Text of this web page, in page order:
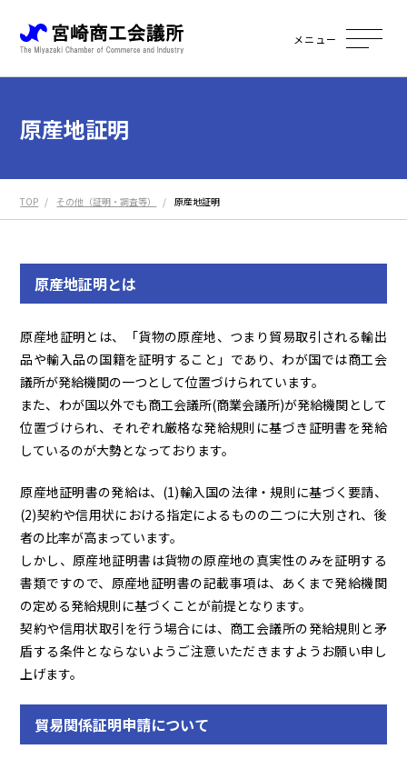
メニュー
原産地証明
TOP その他（証明・調査等） 原産地証明
原産地証明とは
原産地証明とは、「貨物の原産地、つまり貿易取引される輸出
品や輸入品の国籍を証明すること」であり、わが国では商工会
議所が発給機関の一つとして位置づけられています。
また、わが国以外でも商工会議所(商業会議所)が発給機関として
位置づけられ、それぞれ厳格な発給規則に基づき証明書を発給
しているのが大勢となっております。
原産地証明書の発給は、(1)輸入国の法律・規則に基づく要請、
(2)契約や信用状における指定によるものの二つに大別され、後
者の比率が高まっています。
しかし、原産地証明書は貨物の原産地の真実性のみを証明する
書類ですので、原産地証明書の記載事項は、あくまで発給機関
の定める発給規則に基づくことが前提となります。
契約や信用状取引を行う場合には、商工会議所の発給規則と矛
盾する条件とならないようご注意いただきますようお願い申し
上げます。
貿易関係証明申請について